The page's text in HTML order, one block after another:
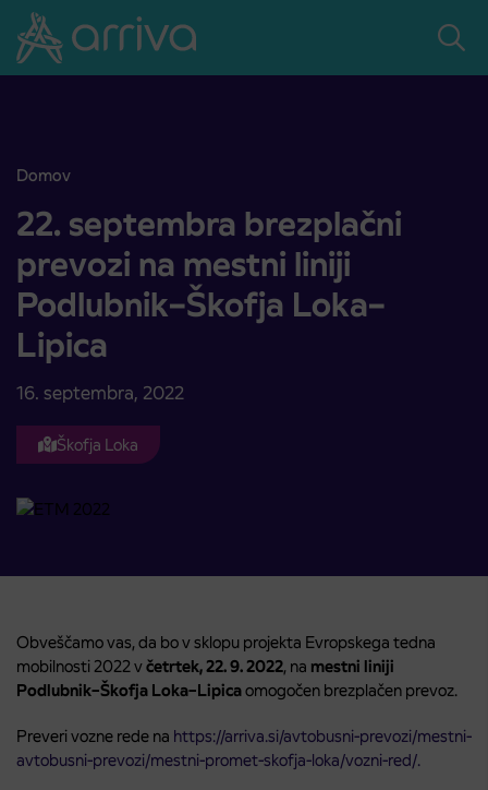
Skoči na vsebino
Domov
22. septembra brezplačni prevozi na mestni liniji Podlubnik–Škofja
22. septembra brezplačni
prevozi na mestni liniji
Podlubnik–Škofja Loka–
Lipica
16. septembra, 2022
Škofja Loka
Obveščamo vas, da bo v sklopu projekta Evropskega tedna
mobilnosti 2022 včetrtek, 22. 9. 2022, na mestni liniji
Podlubnik–Škofja Loka–Lipicaomogočen brezplačen prevoz.
Preveri vozne rede na https://arriva.si/avtobusni-prevozi/mestni-
avtobusni-prevozi/mestni-promet-skofja-loka/vozni-red/.